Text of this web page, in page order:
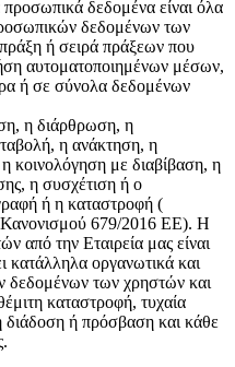
δεδομένα είναι όλα
δεδομένων των
ή σειρά πράξεων που
αυτοματοποιημένων μέσων,
ή σε σύνολα δεδομένων
η διάρθρωση, η
η ανάκτηση, η
κοινολόγηση με διαβίβαση, η
η συσχέτιση ή ο
ή η καταστροφή (
679/2016 ΕΕ). Η
από την Εταιρεία μας είναι
κατάλληλα οργανωτικά και
δεδομένων των χρηστών και
καταστροφή, τυχαία
ή πρόσβαση και κάθε